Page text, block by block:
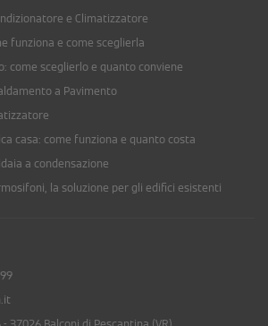
e Climatizzatore
funziona e come sceglierla
come sceglierlo e quanto conviene
a Pavimento
casa: come funziona e quanto costa
a condensazione
la soluzione per gli edifici esistenti